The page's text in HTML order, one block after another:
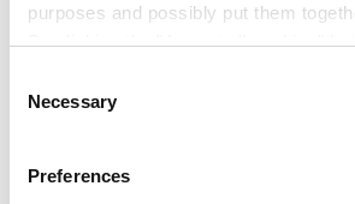
purposes and possibly put them
By clicking the "Accept all cookies"
consent to the processing of your data
in question. It is voluntary, is not
make use of the online site and can
future by clicking the "Revoke consent"
Selection
Necessary
Preferences
2016